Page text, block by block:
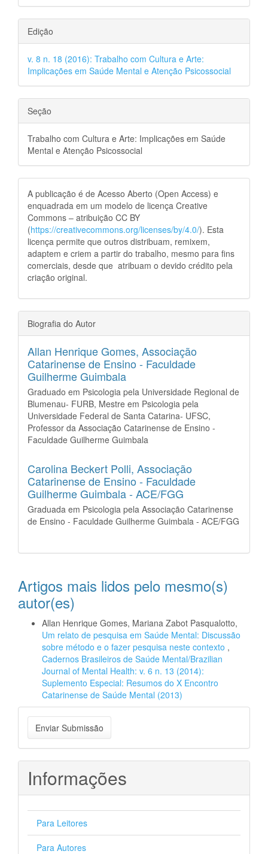
Edição
v. 8 n. 18 (2016): Trabalho com Cultura e Arte:
Implicações em Saúde Mental e Atenção Psicossocial
Seção
Trabalho com Cultura e Arte: Implicações em Saúde
Mental e Atenção Psicossocial
A publicação é de Acesso Aberto (Open Access) e
enquadrada em um modelo de licença Creative
Commons – atribuição CC BY
(https://creativecommons.org/licenses/by/4.0/). Esta
licença permite que outros distribuam, remixem,
adaptem e criem a partir do trabalho, mesmo para fins
comerciais, desde que atribuam o devido crédito pela
criação original.
Biografia do Autor
Allan Henrique Gomes, Associação
Catarinense de Ensino - Faculdade
Guilherme Guimbala
Graduado em Psicologia pela Universidade Regional de
Blumenau- FURB, Mestre em Psicologia pela
Universidade Federal de Santa Catarina- UFSC,
Professor da Associação Catarinense de Ensino -
Faculdade Guilherme Guimbala
Carolina Beckert Polli, Associação
Catarinense de Ensino - Faculdade
Guilherme Guimbala - ACE/FGG
Graduada em Psicologia pela Associação Catarinense
de Ensino - Faculdade Guilherme Guimbala - ACE/FGG
Artigos mais lidos pelo mesmo(s)
autor(es)
Allan Henrique Gomes, Mariana Zabot Pasqualotto,
Um relato de pesquisa em Saúde Mental: Discussão
sobre método e o fazer pesquisa neste contexto ,
Cadernos Brasileiros de Saúde Mental/Brazilian
Journal of Mental Health: v. 6 n. 13 (2014):
Suplemento Especial: Resumos do X Encontro
Catarinense de Saúde Mental (2013)
Enviar
Submissão
Enviar Submissão
Informações
Para Leitores
Para Autores